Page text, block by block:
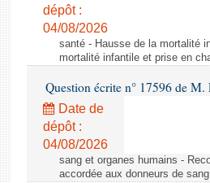
dépôt :
04/08/2026
santé - Hausse de la mortalité
mortalité infantile et prise en
Question écrite n° 17596 de M.
Date de
dépôt :
04/08/2026
sang et organes humains -
accordée aux donneurs de sang